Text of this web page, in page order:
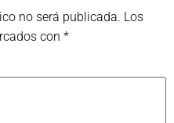
no será publicada. Los
con *